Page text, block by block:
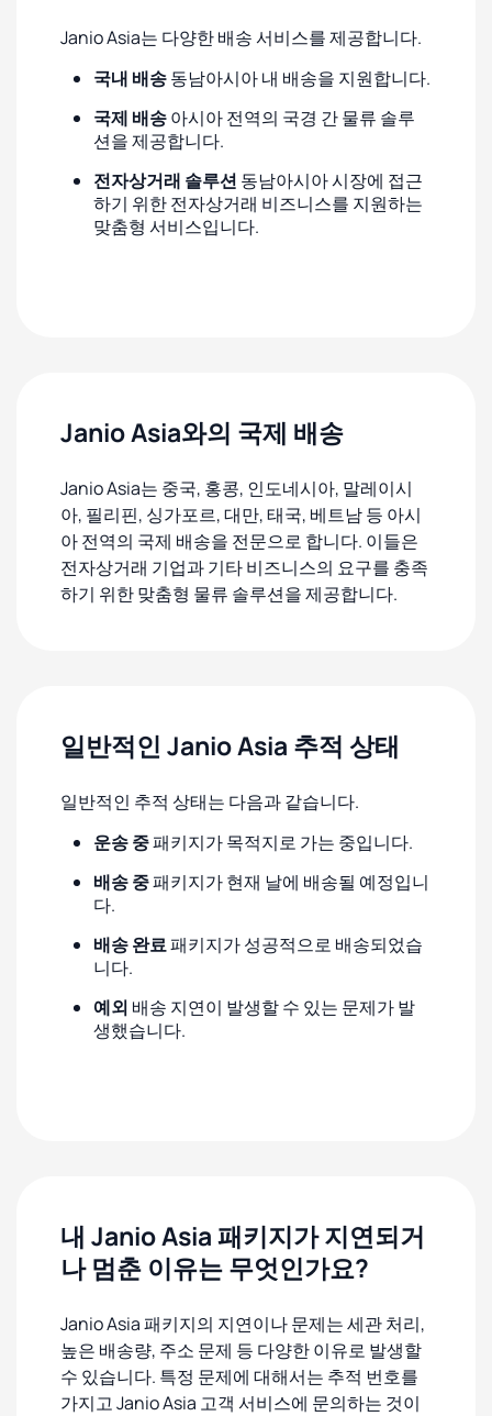
Janio Asia는 다양한 배송 서비스를 제공합니다.
국내 배송동남아시아 내 배송을 지원합니다.
국제 배송아시아 전역의 국경 간 물류 솔루
션을 제공합니다.
전자상거래 솔루션 동남아시아 시장에 접근
하기 위한 전자상거래 비즈니스를 지원하는
맞춤형 서비스입니다.
Janio Asia와의 국제 배송
Janio Asia는 중국, 홍콩, 인도네시아, 말레이시
아, 필리핀, 싱가포르, 대만, 태국, 베트남 등 아시
아 전역의 국제 배송을 전문으로 합니다. 이들은
전자상거래 기업과 기타 비즈니스의 요구를 충족
하기 위한 맞춤형 물류 솔루션을 제공합니다.
일반적인 Janio Asia 추적 상태
일반적인 추적 상태는 다음과 같습니다.
운송 중패키지가 목적지로 가는 중입니다.
배송 중패키지가 현재 날에 배송될 예정입니
다.
배송 완료패키지가 성공적으로 배송되었습
니다.
예외 배송 지연이 발생할 수 있는 문제가 발
생했습니다.
내 Janio Asia 패키지가 지연되거
나 멈춘 이유는 무엇인가요?
Janio Asia 패키지의 지연이나 문제는 세관 처리,
높은 배송량, 주소 문제 등 다양한 이유로 발생할
수 있습니다. 특정 문제에 대해서는 추적 번호를
가지고 Janio Asia 고객 서비스에 문의하는 것이